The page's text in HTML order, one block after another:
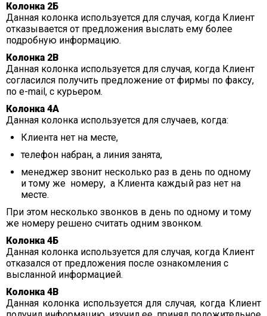
Колонка 2Б
Данная колонка используется для случая, когда Клиент
отказывается от предложения выслать ему более
подробную информацию.
Колонка 2В
Данная колонка используется для случая, когда Клиент
согласился получить предложение от фирмы по факсу,
по e-mail, с курьером.
Колонка 4А
Данная колонка используется для случаев, когда:
Клиента нет на месте,
телефон набран, а линия занята,
менеджер звонит несколько раз в день по одному
и тому же номеру, а Клиента каждый раз нет на
месте.
При этом несколько звонков в день по одному и тому
же номеру решено считать одним звонком.
Колонка 4Б
Данная колонка используется для случая, когда Клиент
отказался от предложения после ознакомления с
высланной информацией.
Колонка 4В
Данная колонка используется для случая, когда Клиент